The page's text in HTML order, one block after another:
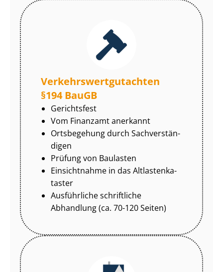
Ver­kehrs­wert­gut­ach­ten
§194 BauGB
Gerichtsfest
Vom Finanzamt anerkannt
Ortsbegehung durch Sach­ver­stän­
di­gen
Prüfung von Baulasten
Einsichtnahme in das Alt­las­ten­ka­
tas­ter
Ausführliche schriftliche
Abhandlung (ca. 70-120 Seiten)